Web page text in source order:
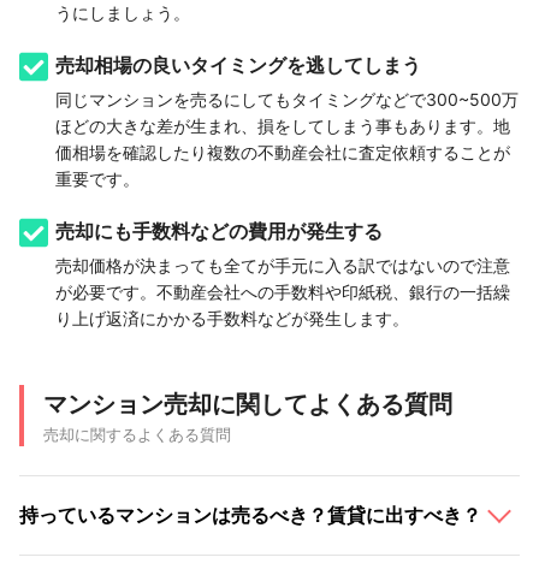
うにしましょう。
売却相場の良いタイミングを逃してしまう
同じマンションを売るにしてもタイミングなどで300~500万
ほどの大きな差が生まれ、損をしてしまう事もあります。地
価相場を確認したり複数の不動産会社に査定依頼することが
重要です。
売却にも手数料などの費用が発生する
売却価格が決まっても全てが手元に入る訳ではないので注意
が必要です。不動産会社への手数料や印紙税、銀行の一括繰
り上げ返済にかかる手数料などが発生します。
マンション売却に関してよくある質問
売却に関するよくある質問
持っているマンションは売るべき？賃貸に出すべき？